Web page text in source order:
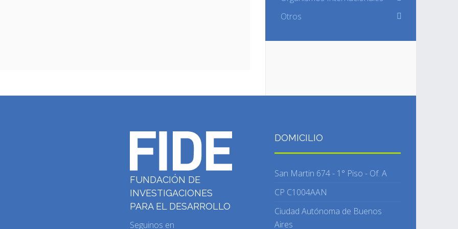
Otros
FUNDACIÓN DE
INVESTIGACIONES
PARA EL DESARROLLO
Seguinos en
DOMICILIO
San Martin 674 - 1° Piso - Of. A
CP C1004AAN
Ciudad Autónoma de Buenos
Aires